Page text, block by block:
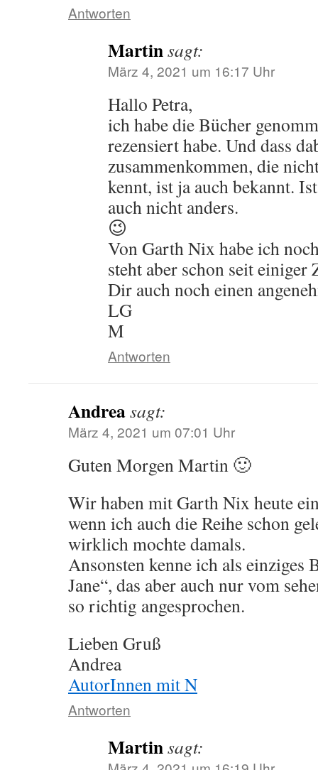
Antworten
Martinsagt:
März 4, 2021 um 16:17 Uhr
Hallo Petra,
ich habe die Bücher
rezensiert habe. Und dass
zusammenkommen, die
kennt, ist ja auch bekannt.
auch nicht anders.
😉
Von Garth Nix habe ich
steht aber schon seit
Dir auch noch einen
LG
M
Antworten
Andreasagt:
März 4, 2021 um 07:01 Uhr
Guten Morgen Martin 🙂
Wir haben mit Garth Nix heute
wenn ich auch die Reihe schon
wirklich mochte damals.
Ansonsten kenne ich als einziges
Jane“, das aber auch nur vom
so richtig angesprochen.
Lieben Gruß
Andrea
AutorInnen mit N
Antworten
Martinsagt: